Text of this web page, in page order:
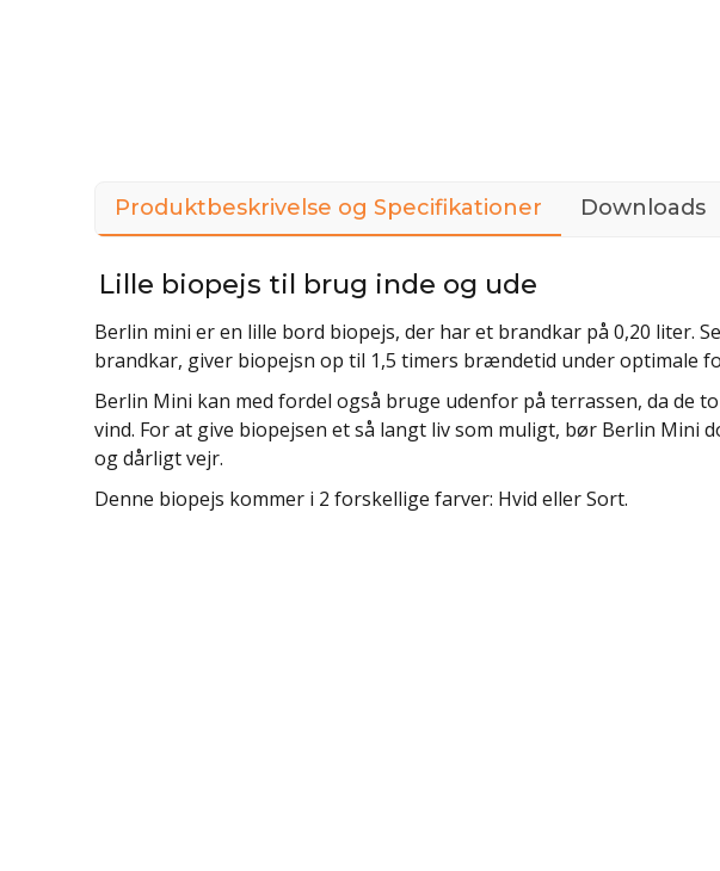
Produktbeskrivelse og Specifikationer Downloads
Lille biopejs til brug inde og ude
Berlin mini er en lille bord biopejs, der har et brandkar på 0,20 liter.
brandkar, giver biopejsn op til 1,5 timers brændetid under optimale
Berlin Mini kan med fordel også bruge udenfor på terrassen, da de
vind. For at give biopejsen et så langt liv som muligt, bør Berlin Mini
og dårligt vejr.
Denne biopejs kommer i 2 forskellige farver: Hvid eller Sort.